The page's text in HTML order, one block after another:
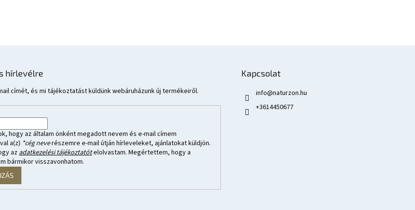
hírlevélre
címét, és mi tájékoztatást küldünk webáruházunk új termékeiről.
hogy az általam önként megadott nevem és e-mail címem
a(z) *cég neverészemre e-mail útján hírleveleket, ajánlatokat küldjön.
az adatkezelési tájékoztatótelolvastam. Megértettem, hogy a
bármikor visszavonhatom.
Kapcsolat
info@naturzon.hu
+3614450677